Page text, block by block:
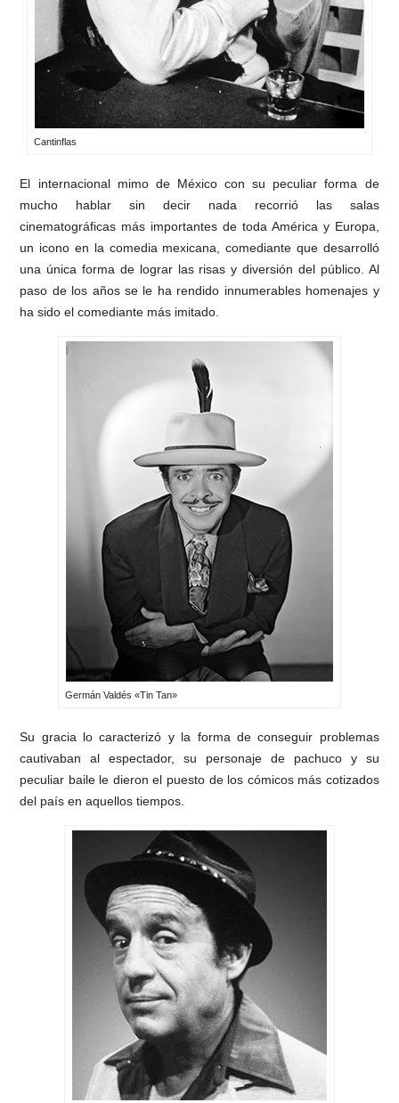
Cantinflas
El internacional mimo de México con su peculiar forma de
mucho hablar sin decir nada recorrió las salas
cinematográficas más importantes de toda América y Europa,
un icono en la comedia mexicana, comediante que desarrolló
una única forma de lograr las risas y diversión del público. Al
paso de los años se le ha rendido innumerables homenajes y
ha sido el comediante más imitado.
Germán Valdés «Tin Tan»
Su gracia lo caracterizó y la forma de conseguir problemas
cautivaban al espectador, su personaje de pachuco y su
peculiar baile le dieron el puesto de los cómicos más cotizados
del país en aquellos tiempos.